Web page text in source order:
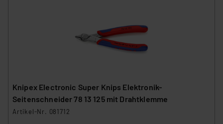
Knipex Electronic Super Knips Elektronik-
Seitenschneider 78 13 125 mit Drahtklemme
Artikel-Nr. 081712